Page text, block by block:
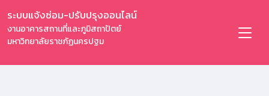
ระบบแจ้งซ่อม-ปรับปรุงออนไลน์
งานอาคารสถานที่และภูมิสถาปัตย์
มหาวิทยาลัยราชภัฏนครปฐม